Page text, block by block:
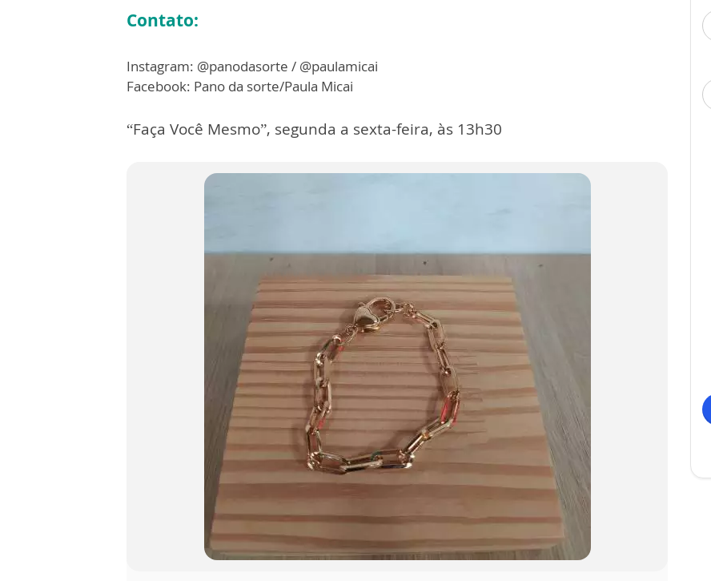
Contato:
Instagram: @panodasorte / @paulamicai
Facebook: Pano da sorte/Paula Micai
“Faça Você Mesmo”, segunda a sexta-feira, às 13h30